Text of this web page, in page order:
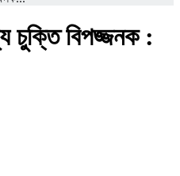
চুক্তি বিপজ্জনক :